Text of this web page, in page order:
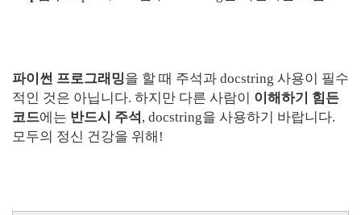
파이썬 프로그래밍을 할 때 주석과 docstring 사용이 필수
적인 것은 아닙니다. 하지만 다른 사람이 이해하기 힘든
코드에는 반드시 주석 , docstring을 사용하기 바랍니다.
모두의 정신 건강을 위해!